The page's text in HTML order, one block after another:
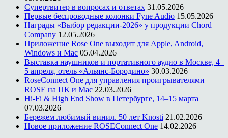
Супертвитер в вопросах и ответах 31.05.2026
Первые беспроводные колонки Fyne Audio 15.05.2026
Награды «Выбор редакции-2026» у продукции Chord
Company 12.05.2026
Приложение Rose One выходит для Apple, Android,
Windows и Mac 05.04.2026
Выставка наушников и портативного аудио в Москве, 4–
5 апреля, отель «Альянс-Бородино» 30.03.2026
RoseConnect One для управления проигрывателями
ROSE на ПК и Mac 22.03.2026
Hi-Fi & High End Show в Петербурге, 14–15 марта
07.03.2026
Бережем любимый винил. 50 лет Knosti 21.02.2026
Новое приложение ROSEConnect One 14.02.2026